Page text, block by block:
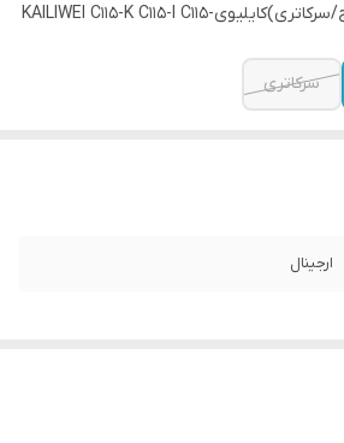
نوک هویه (سرصاف/سرکج/سرکاتری)کایلیویKAILIWEI C115-K C115-I C115-
سرکاتری
ارجینال